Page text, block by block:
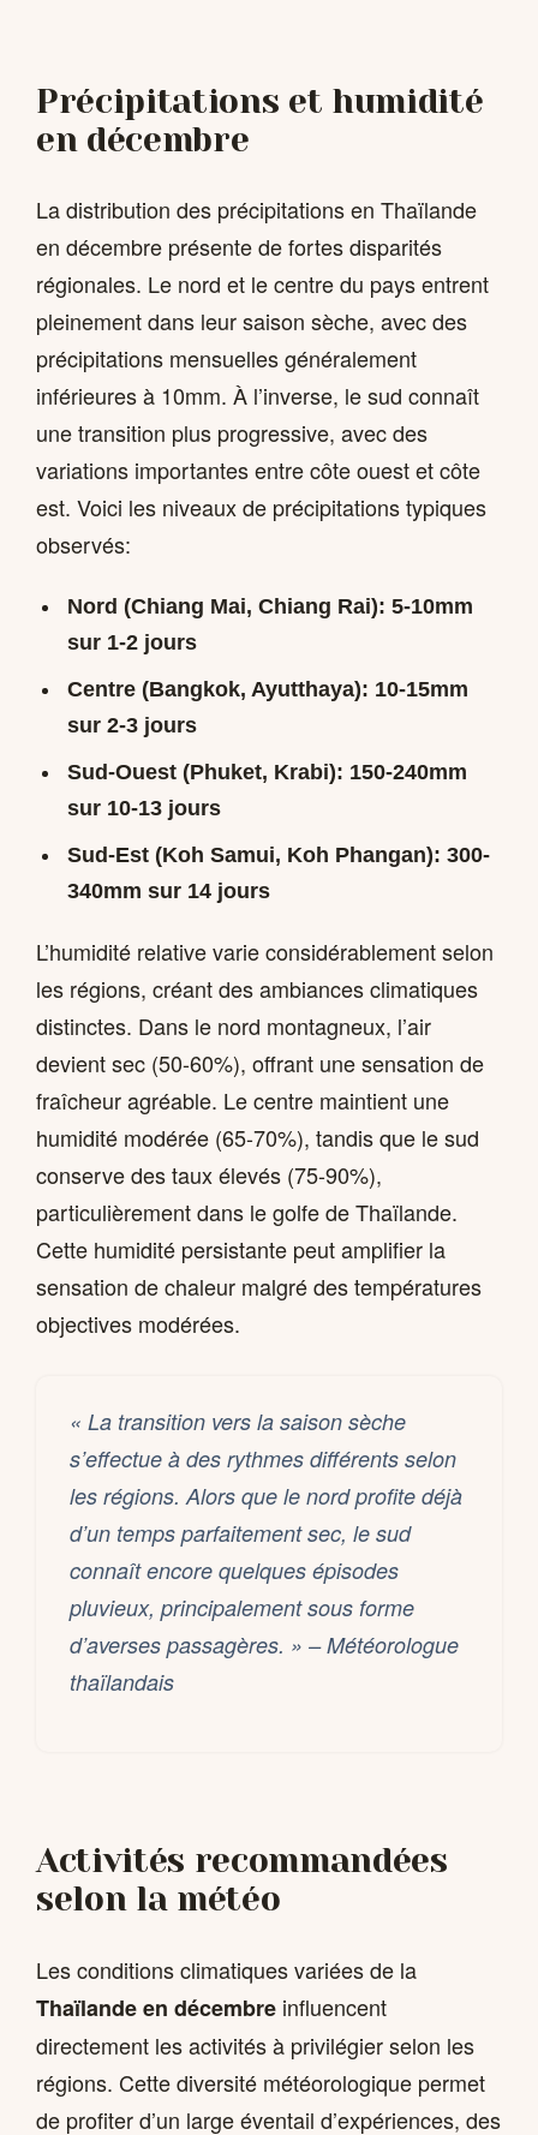
Précipitations et humidité
en décembre
La distribution des précipitations en Thaïlande
en décembre présente de fortes disparités
régionales. Le nord et le centre du pays entrent
pleinement dans leur saison sèche, avec des
précipitations mensuelles généralement
inférieures à 10mm. À l’inverse, le sud connaît
une transition plus progressive, avec des
variations importantes entre côte ouest et côte
est. Voici les niveaux de précipitations typiques
observés:
Nord (Chiang Mai, Chiang Rai): 5-10mm
sur 1-2 jours
Centre (Bangkok, Ayutthaya): 10-15mm
sur 2-3 jours
Sud-Ouest (Phuket, Krabi): 150-240mm
sur 10-13 jours
Sud-Est (Koh Samui, Koh Phangan): 300-
340mm sur 14 jours
L’humidité relative varie considérablement selon
les régions, créant des ambiances climatiques
distinctes. Dans le nord montagneux, l’air
devient sec (50-60%), offrant une sensation de
fraîcheur agréable. Le centre maintient une
humidité modérée (65-70%), tandis que le sud
conserve des taux élevés (75-90%),
particulièrement dans le golfe de Thaïlande.
Cette humidité persistante peut amplifier la
sensation de chaleur malgré des températures
objectives modérées.
« La transition vers la saison sèche
s’effectue à des rythmes différents selon
les régions. Alors que le nord profite déjà
d’un temps parfaitement sec, le sud
connaît encore quelques épisodes
pluvieux, principalement sous forme
d’averses passagères. » – Météorologue
thaïlandais
Activités recommandées
selon la météo
Les conditions climatiques variées de la
Thaïlande en décembre influencent
directement les activités à privilégier selon les
régions. Cette diversité météorologique permet
de profiter d’un large éventail d’expériences, des